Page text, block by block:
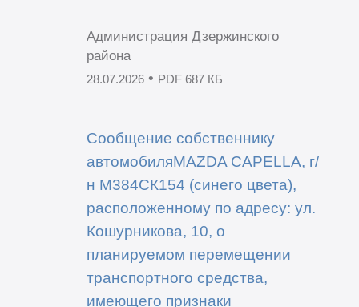
Администрация Дзержинского
района
28.07.2026• PDF 687 КБ
Сообщение собственнику
автомобиляMAZDA CAPELLA, г/
н М384СК154 (синего цвета),
расположенному по адресу: ул.
Кошурникова, 10, о
планируемом перемещении
транспортного средства,
имеющего признаки